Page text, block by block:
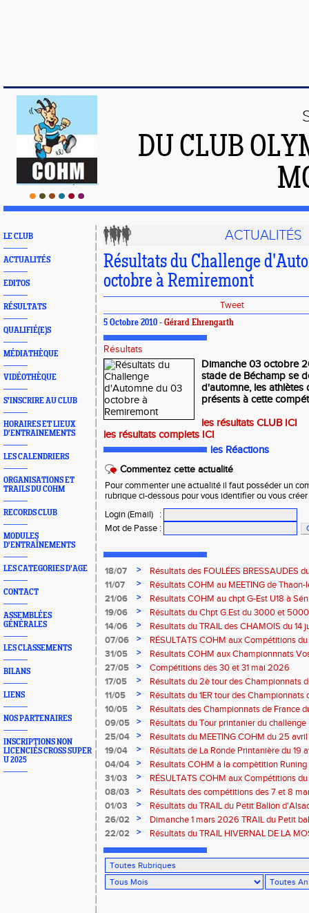
DU CLUB
LE CLUB
ACTUALITÉS
EDITOS
RÉSULTATS
QUALIFIÉ(E)S
MÉDIATHÈQUE
VIDÉOTHÈQUE
S'INSCRIRE AU CLUB
HORAIRES ET LIEUX
D'ENTRAINEMENTS
LES CALENDRIERS
ORGANISATIONS ET
TRAILS DU COHM
RECORDS CLUB
MODULES
D'ENTRAÎNEMENTS
LES CATEGORIES D'AGE
CONTACT
ASSEMBLÉES
GÉNÉRALES
LES CLASSEMENTS
BILANS
LIENS
NOS PARTENAIRES
INSCRIPTIONS NON
LICENCIÉS CROSS SUPER
U 2025
ACTUALITÉS
Résultats du Challenge
octobre à Remiremont
Tweet
5 Octobre 2010 - Gérard Ehrengarth
Résultats
Dimanche 03 octobre
stade de Béchamp se
d'automne, les athlètes
présents à cette
les résultats CLUB ICI
les résultats complets ICI
les Réactions
Commentez cette actualité
Pour commenter une actualité il faut posséder un
rubrique ci-dessous pour vous identifier ou vous
Login (Email)
:
Mot de Passe :
18/07 >
Résultats des FOULÉES BRESSAUDES
Bresse
11/07 >
Résultats COHM au MEETING de Thaon-
2026
21/06 >
Résultats COHM au chpt G-Est U18 à
2026
19/06 >
Résultats du Chpt G.Est du 3000 et
Amneville
14/06 >
Résultats du TRAIL des CHAMOIS du 14
Moselotte
07/06 >
RÉSULTATS COHM aux Compétitions
31/05
>
Résultats COHM aux Championnnats
Masters du 31 mai 2026 à Remiremont
27/05 >
Compétitions des 30 et 31 mai 2026
17/05
>
Résultats du 2è tour des Championnats
région G-Est du 17 mai 2025 à
11/05 >
Résultats du 1ER tour des Championnats
Thaon-les Vosges
10/05 >
Résultats des Championnats de France
Marathon du 10 mai à Troyes
09/05 >
Résultats du Tour printanier du
25/04
>
Résultats du MEETING COHM du 25
19/04
>
Résultats de La Ronde Printanière du 19
route de Belfort
04/04 >
Résultats COHM à la compètition
court" des 4 et 5 avril à Toul
31/03 >
RÉSULTATS COHM aux Compétitions
08/03
>
Résultats des compétitions des 7 et 8
01/03
>
Résultats du TRAIL du Petit Ballon
Rouffach-68
26/02 >
Dimanche 1 mars 2026 TRAIL du Petit
ROUFFACH 68
22/02 >
Résultats du TRAIL HIVERNAL DE LA